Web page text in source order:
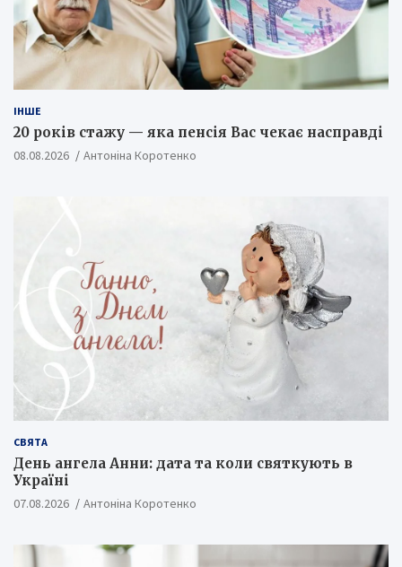
ІНШЕ
20 років стажу — яка пенсія Вас чекає насправді
08.08.2026 Антоніна Коротенко
СВЯТА
День ангела Анни: дата та коли святкують в
Україні
07.08.2026 Антоніна Коротенко